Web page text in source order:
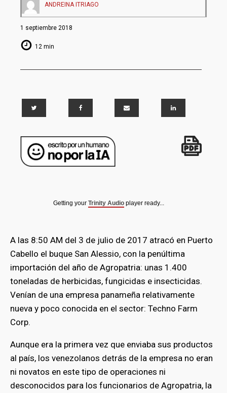
ANDREINA ITRIAGO
1 septiembre 2018
12 min
Getting your Trinity Audio player ready...
A las 8:50 AM del 3 de julio de 2017 atracó en Puerto
Cabello el buque San Alessio, con la penúltima
importación del año de Agropatria: unas 1.400
toneladas de herbicidas, fungicidas e insecticidas.
Venían de una empresa panameña relativamente
nueva y poco conocida en el sector: Techno Farm
Corp.
Aunque era la primera vez que enviaba sus productos
al país, los venezolanos detrás de la empresa no eran
ni novatos en este tipo de operaciones ni
desconocidos para los funcionarios de Agropatria, la